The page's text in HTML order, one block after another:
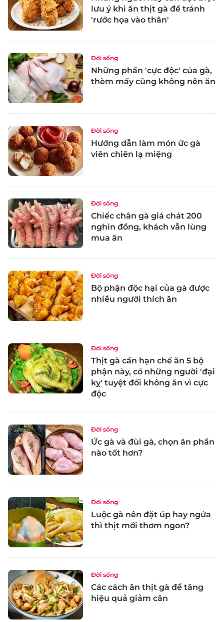
lưu ý khi ăn thịt gà để tránh
'rước họa vào thân'
Đời sống
Những phần 'cực độc' của gà,
thèm mấy cũng không nên ăn
Đời sống
Hướng dẫn làm món ức gà
viên chiên lạ miệng
Đời sống
Chiếc chân gà giá chát 200
nghìn đồng, khách vẫn lùng
mua ăn
Đời sống
Bộ phận độc hại của gà được
nhiều người thích ăn
Đời sống
Thịt gà cần hạn chế ăn 5 bộ
phận này, có những người 'đại
kỵ' tuyệt đối không ăn vì cực
độc
Đời sống
Ức gà và đùi gà, chọn ăn phần
nào tốt hơn?
Đời sống
Luộc gà nên đặt úp hay ngửa
thì thịt mới thơm ngon?
Đời sống
Các cách ăn thịt gà để tăng
hiệu quả giảm cân